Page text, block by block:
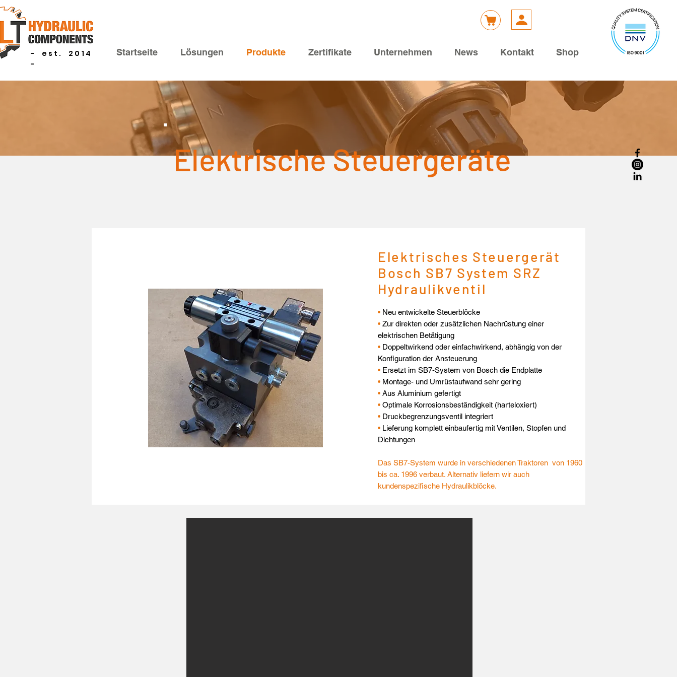
- est. 2014
-
Startseite Lösungen Produkte Zertifikate Unternehmen News Kontakt Shop
Elektrische Steuergeräte
Elektrisches Steuergerät
Bosch SB7 System SRZ
Hydraulikventil
• Neu entwickelte Steuerblöcke
• Zur direkten oder zusätzlichen Nachrüstung einer
elektrischen Betätigung
• Doppeltwirkend oder einfachwirkend, abhängig von der
Konfiguration der Ansteuerung
• Ersetzt im SB7-System von Bosch die Endplatte
• Montage- und Umrüstaufwand sehr gering
• Aus Aluminium gefertigt
• Optimale Korrosionsbeständigkeit (harteloxiert)
• Druckbegrenzungsventil integriert
• Lieferung komplett einbaufertig mit Ventilen, Stopfen und
Dichtungen
Das SB7-System wurde in verschiedenen Traktoren von 1960
bis ca. 1996 verbaut. Alternativ liefern wir auch
kundenspezifische Hydraulikblöcke.